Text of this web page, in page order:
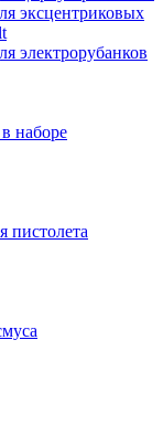
эксцентриковых
электрорубанков
наборе
пистолета